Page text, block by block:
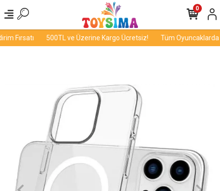
Fırsatı 500TL ve Üzerine Kargo Ücretsiz! Tüm Oyuncaklarda
0